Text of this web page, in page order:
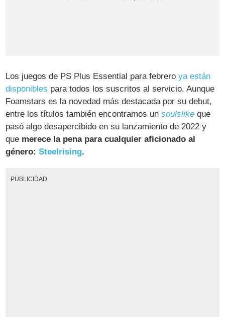
Los juegos de PS Plus Essential para febreroya están
disponibles para todos los suscritos al servicio. Aunque
Foamstars es la novedad más destacada por su debut,
entre los títulos también encontramos unsoulslike que
pasó algo desapercibido en su lanzamiento de 2022 y
que merece la pena para cualquier aficionado al
género:Steelrising.
PUBLICIDAD